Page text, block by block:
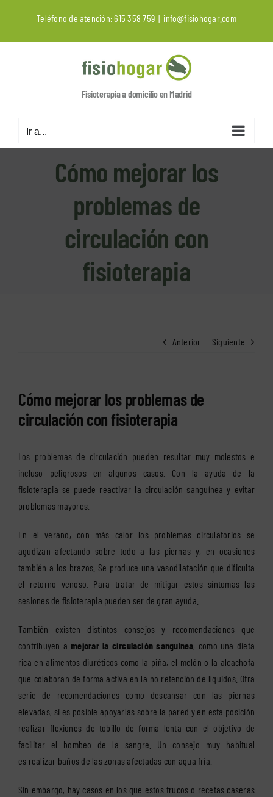
contenido
Teléfono de atención:615 358 759 | info@fisiohogar.com
Fisioterapia a domicilio en Madrid
Ir a...
Cómo mejorar los
problemas de
circulación con
fisioterapia
Anterior Siguiente
Cómo mejorar los problemas de
circulación con fisioterapia
Los problemas de circulación pueden resultar muy molestos e
incluso peligrosos en algunos casos. Con la ayuda de la
fisioterapia se puede reactivar la circulación sanguínea y evitar
problemas mayores.
En el verano, con más calor los problemas circulatorios se
agudizan afectando sobre todo a las piernas y, en ocasiones
también a los brazos. Se produce una vasodilatación que dificulta
el retorno venoso. Para tratar de mitigar estos síntomas las
sesiones de fisioterapia pueden ser de gran ayuda.
También existen distintos consejos y recomendaciones que
contribuyen amejorar la circulación sanguínea, como una dieta
rica en alimentos diuréticos como la piña, el melón o la alcachofa
que colaboran de forma activa en la no retención de líquidos. Otra
serie de recomendaciones como descansar con las piernas
elevadas, si es posible apoyarlas sobre la pared y en esta posición
realizar flexiones de tobillo de forma lenta con el objetivo de
facilitar el bombeo de la sangre. Un consejo muy habitual
es realizar baños de las zonas afectadas con agua fría.
Sin embargo, hay casos en los que estos trucos o recetas caseras